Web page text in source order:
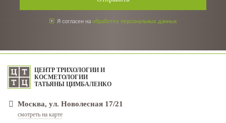
Я согласен на обработку персональных данных
ЦЕНТР ТРИХОЛОГИИ И
КОСМЕТОЛОГИИ
ТАТЬЯНЫ ЦИМБАЛЕНКО
Москва, ул. Новолесная 17/21
смотреть на карте